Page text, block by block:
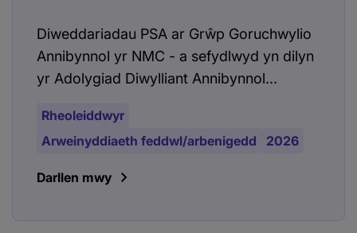
Diweddariadau PSA ar Grŵp Goruchwylio
Annibynnol yr NMC - a sefydlwyd yn dilyn
yr Adolygiad Diwylliant Annibynnol...
Rheoleiddwyr
Arweinyddiaeth feddwl/arbenigedd
2026
Darllen mwy